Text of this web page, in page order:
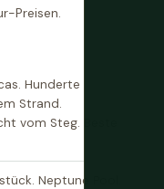
Preisen.
Hunderte
Strand.
vom Steg. Beste
Neptune Pool.